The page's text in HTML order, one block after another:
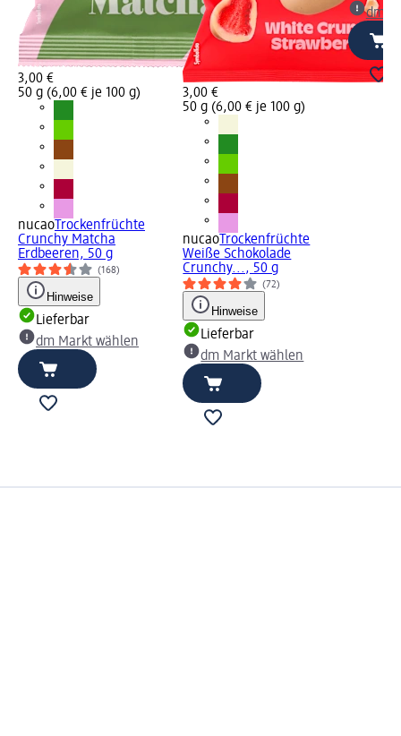
3,00 €
50 g (6,00 € je 100 g)
nucao Trockenfrüchte
Crunchy Matcha
Erdbeeren, 50 g
(168)
Hinweise
Lieferbar
dm Markt wählen
3,00 €
50 g (6,00 € je 100 g)
nucao Trockenfrüchte
Weiße Schokolade
Crunchy..., 50 g
(72)
Hinweise
Lieferbar
dm Markt wählen
dm